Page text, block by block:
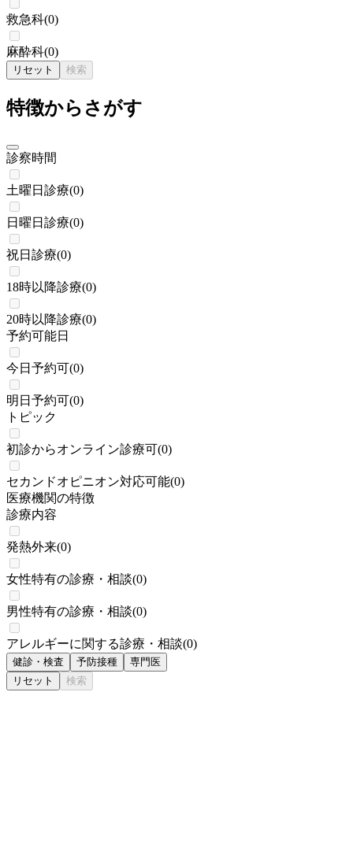
救急科(0)
麻酔科(0)
リセット 検索
特徴からさがす
診察時間
土曜日診療(0)
日曜日診療(0)
祝日診療(0)
18時以降診療(0)
20時以降診療(0)
予約可能日
今日予約可(0)
明日予約可(0)
トピック
初診からオンライン診療可(0)
セカンドオピニオン対応可能(0)
医療機関の特徴
診療内容
発熱外来(0)
女性特有の診療・相談(0)
男性特有の診療・相談(0)
アレルギーに関する診療・相談(0)
健診・検査 予防接種
専門医
リセット
検索